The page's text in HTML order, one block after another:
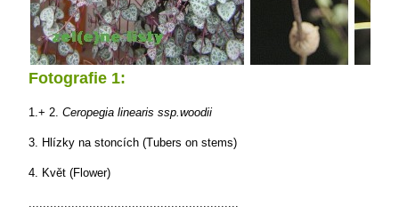
Fotografie 1:
1.+ 2. Ceropegia linearis ssp.woodii
3. Hlízky na stoncích (Tubers on stems)
4. Květ (Flower)
...........................................................